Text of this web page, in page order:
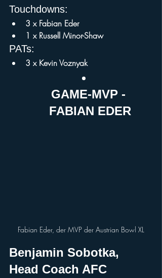
Touchdowns:
3 x Fabian Eder
1 x Russell Minor-Shaw
PATs:
3 x Kevin Voznyak
GAME-MVP -
FABIAN EDER
Fabian Eder, der MVP der Austrian Bowl XL
Benjamin Sobotka,
Head Coach AFC